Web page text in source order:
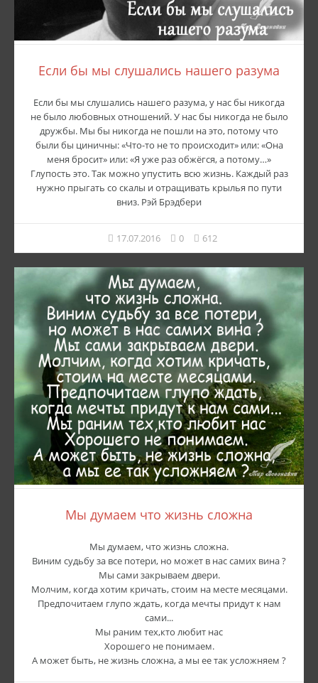
Если бы мы слушались нашего разума
Если бы мы слушались нашего разума, у нас бы никогда
не было любовных отношений. У нас бы никогда не было
дружбы. Мы бы никогда не пошли на это, потому что
были бы циничны: «Что-то не то происходит» или: «Она
меня бросит» или: «Я уже раз обжёгся, а потому…»
Глупость это. Так можно упустить всю жизнь. Каждый раз
нужно прыгать со скалы и отращивать крылья по пути
вниз. Рэй Брэдбери
17.07.2016 0 612
Мы думаем что жизнь сложна
Мы думаем, что жизнь сложна.
Виним судьбу за все потери, но может в нас самих вина ?
Мы сами закрываем двери.
Молчим, когда хотим кричать, стоим на месте месяцами.
Предпочитаем глупо ждать, когда мечты придут к нам
сами...
Мы раним тех,кто любит нас
Хорошего не понимаем.
А может быть, не жизнь сложна, а мы ее так усложняем ?